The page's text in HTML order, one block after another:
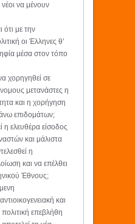
να μένουν
ότι με την
οι Έλληνες θ’
μέσα στον τόπο
χορηγηθεί σε
μετανάστες η
και η χορήγηση
επιδομάτων;
η ελευθέρα είσοδος
και μάλιστα
η
και να επέλθει
Έθνους;
και
επεβλήθη